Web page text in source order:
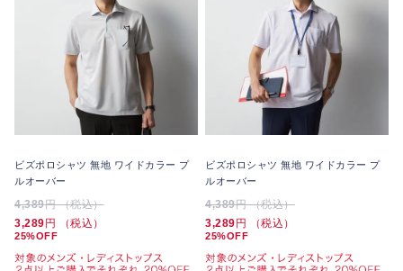
ビズポロシャツ 無地 ワイドカラー プ
ルオーバー
4,389円 （税込）
3,289円 （税込）
25%OFF
ビズポロシャツ 無地 ワイドカラー プ
ルオーバー
4,389円 （税込）
3,289円 （税込）
25%OFF